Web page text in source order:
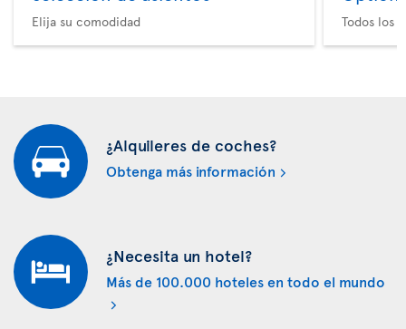
Elija su comodidad Todos los
¿Alquileres de coches?
Obtenga más información
¿Necesita un hotel?
Más de 100.000 hoteles en todo el mundo